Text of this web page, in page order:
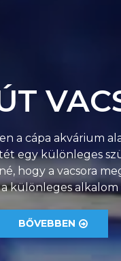
a cápa akvárium
egy különleges
hogy a vacsora
különleges
BŐVEBBEN